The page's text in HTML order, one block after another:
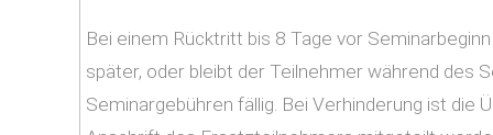
Bei einem Rücktritt bis 8 Tage vor
später, oder bleibt der Teilnehmer während des
Seminargebühren fällig. Bei Verhinderung ist die